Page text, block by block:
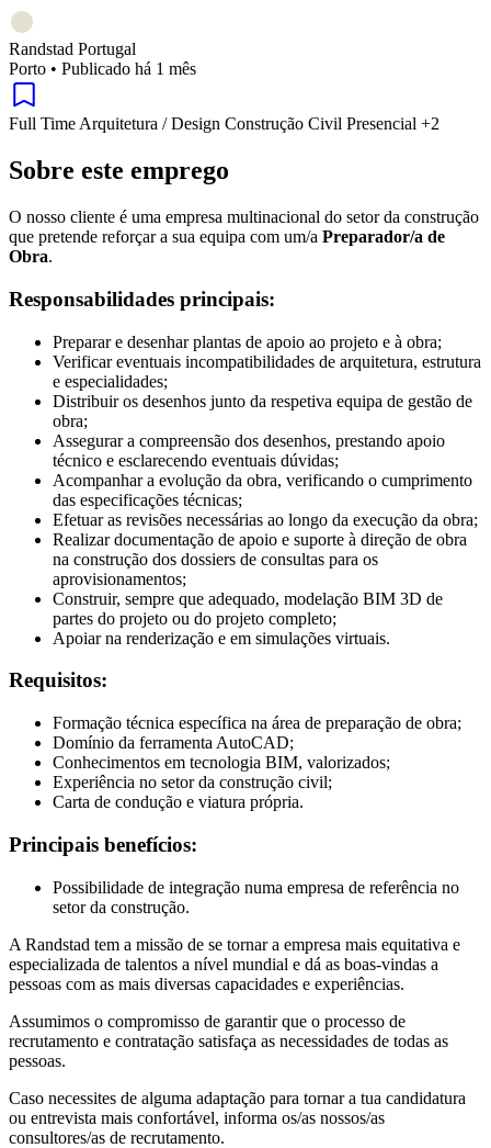
Randstad Portugal
Porto • Publicado há 1 mês
Full TimeArquitetura / Design Construção Civil Presencial +2
Sobre este emprego
O nosso cliente é uma empresa multinacional do setor da construção
que pretende reforçar a sua equipa com um/a Preparador/a de
Obra.
Responsabilidades principais:
Preparar e desenhar plantas de apoio ao projeto e à obra;
Verificar eventuais incompatibilidades de arquitetura, estrutura
e especialidades;
Distribuir os desenhos junto da respetiva equipa de gestão de
obra;
Assegurar a compreensão dos desenhos, prestando apoio
técnico e esclarecendo eventuais dúvidas;
Acompanhar a evolução da obra, verificando o cumprimento
das especificações técnicas;
Efetuar as revisões necessárias ao longo da execução da obra;
Realizar documentação de apoio e suporte à direção de obra
na construção dos dossiers de consultas para os
aprovisionamentos;
Construir, sempre que adequado, modelação BIM 3D de
partes do projeto ou do projeto completo;
Apoiar na renderização e em simulações virtuais.
Requisitos:
Formação técnica específica na área de preparação de obra;
Domínio da ferramenta AutoCAD;
Conhecimentos em tecnologia BIM, valorizados;
Experiência no setor da construção civil;
Carta de condução e viatura própria.
Principais benefícios:
Possibilidade de integração numa empresa de referência no
setor da construção.
A Randstad tem a missão de se tornar a empresa mais equitativa e
especializada de talentos a nível mundial e dá as boas-vindas a
pessoas com as mais diversas capacidades e experiências.
Assumimos o compromisso de garantir que o processo de
recrutamento e contratação satisfaça as necessidades de todas as
pessoas.
Caso necessites de alguma adaptação para tornar a tua candidatura
ou entrevista mais confortável, informa os/as nossos/as
consultores/as de recrutamento.